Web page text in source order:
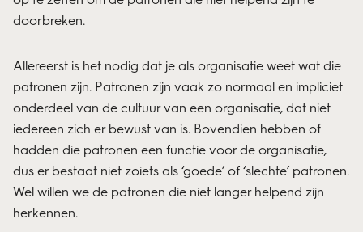
doorbreken.
Allereerst is het nodig dat je als organisatie weet wat die
patronen zijn. Patronen zijn vaak zo normaal en impliciet
onderdeel van de cultuur van een organisatie, dat niet
iedereen zich er bewust van is. Bovendien hebben of
hadden die patronen een functie voor de organisatie,
dus er bestaat niet zoiets als ‘goede’ of ‘slechte’ patronen.
Wel willen we de patronen die niet langer helpend zijn
herkennen.